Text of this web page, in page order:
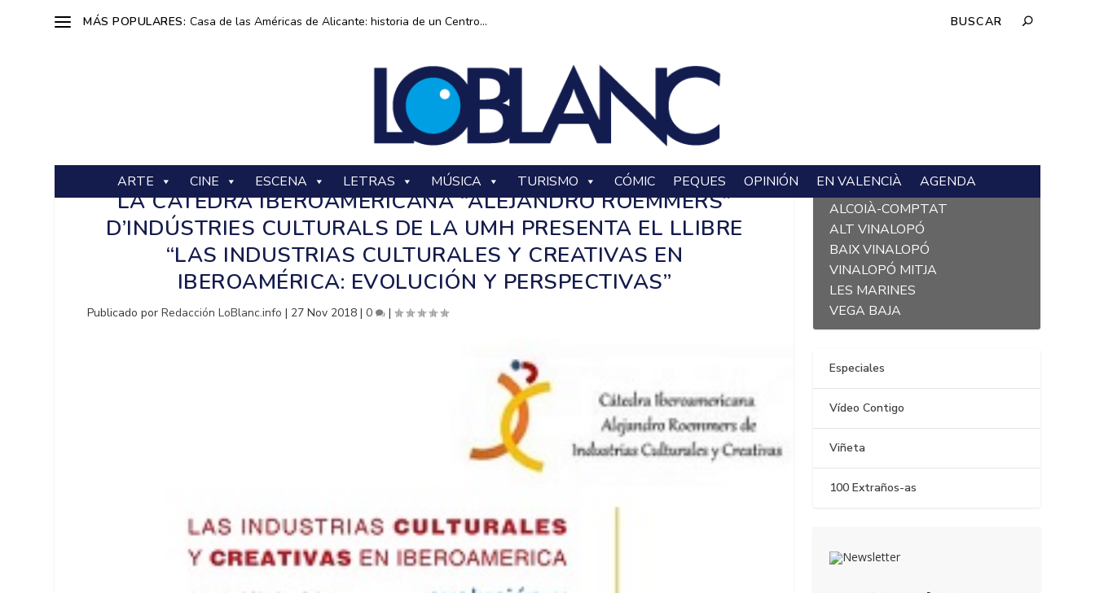
MÁS POPULARES: Casa de las Américas de Alicante: historia de un Centro...
ARTE CINE ESCENA LETRAS MÚSICA TURISMO CÓMIC PEQUES OPINIÓN EN VALENCIÀ AGENDA
LA CÀTEDRA IBEROAMERICANA “ALEJANDRO ROEMMERS”
D’INDÚSTRIES CULTURALS DE LA UMH PRESENTA EL LLIBRE
“LAS INDUSTRIAS CULTURALES Y CREATIVAS EN
IBEROAMÉRICA: EVOLUCIÓN Y PERSPECTIVAS”
Publicado porRedacción LoBlanc.info | 27 Nov 2018 |0 |
L´ALACANTÍ
ALCOIÀ-COMPTAT
ALT VINALOPÓ
BAIX VINALOPÓ
VINALOPÓ MITJA
LES MARINES
VEGA BAJA
Especiales
Vídeo Contigo
Viñeta
100 Extraños-as